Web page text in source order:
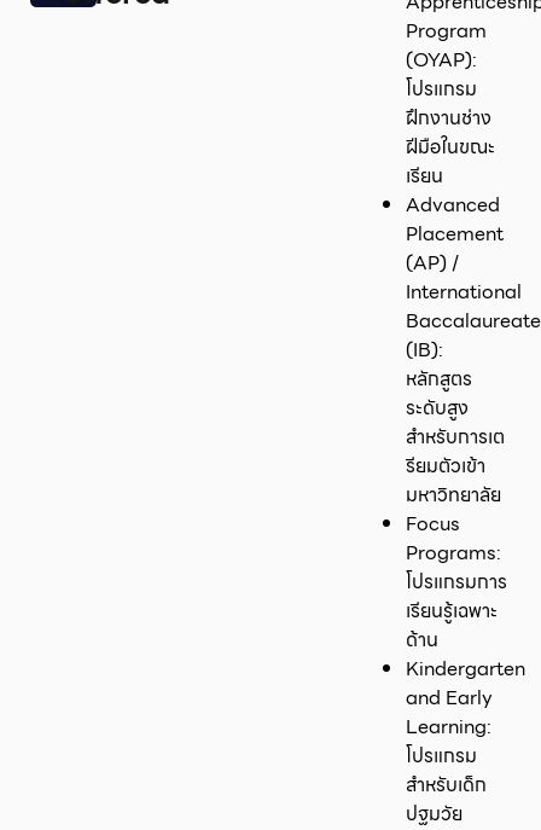
Program
(OYAP):
โปรแกรม
ฝึกงานช่าง
ฝีมือในขณะ
เรียน
Advanced
Placement
(AP) /
International
Baccalaureate
(IB):
หลักสูตร
ระดับสูง
สำหรับการเต
รียมตัวเข้า
มหาวิทยาลัย
Focus
Programs:
โปรแกรมการ
เรียนรู้เฉพาะ
ด้าน
Kindergarten
and Early
Learning:
โปรแกรม
สำหรับเด็ก
ปฐมวัย